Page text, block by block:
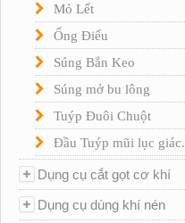
Mỏ Lết
Ống Điếu
Súng Bắn Keo
Súng mở bu lông
Tuýp Đuôi Chuột
Đầu Tuýp mũi lục giác.
Dụng cụ cắt gọt cơ khí
Dụng cụ dùng khí nén